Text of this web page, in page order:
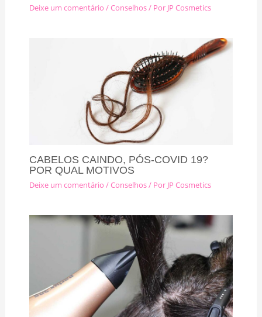
Deixe um comentário /Conselhos/ Por JP Cosmetics
CABELOS CAINDO, PÓS-COVID 19?
POR QUAL MOTIVOS
Deixe um comentário /Conselhos/ Por JP Cosmetics